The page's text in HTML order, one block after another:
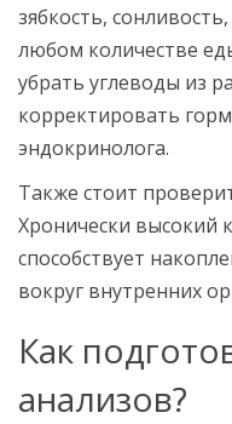
зябкость,
любом количестве
убрать углеводы из
корректировать
эндокринолога.
Также стоит
Хронически
способствует
вокруг внутренних
Как
анализов?